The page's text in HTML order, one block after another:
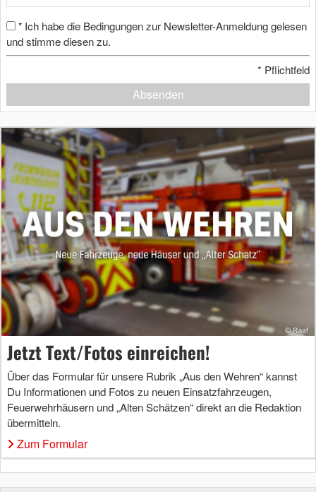
* Ich habe die Bedingungen zur Newsletter-Anmeldung gelesen
und stimme diesen zu.
* Pflichtfeld
Absenden
Jetzt Text/Fotos einreichen!
Über das Formular für unsere Rubrik „Aus den Wehren“ kannst
Du Informationen und Fotos zu neuen Einsatzfahrzeugen,
Feuerwehrhäusern und „Alten Schätzen“ direkt an die Redaktion
übermitteln.
Zum Formular